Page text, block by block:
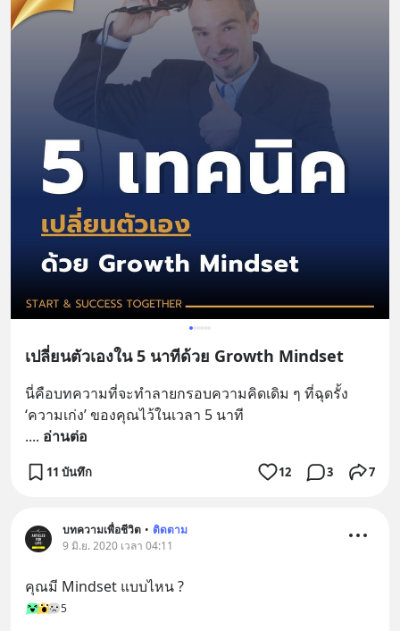
เปลี่ยนตัวเองใน 5 นาทีด้วย Growth Mindset
นี่คือบทความที่จะทำลายกรอบความคิดเดิม ๆ ที่ฉุดรั้ง
‘ความเก่ง’ ของคุณไว้ในเวลา 5 นาที
.... อ่านต่อ
11 บันทึก 12 3 7
บทความเพื่อชีวิต • ติดตาม
9 มิ.ย. 2020 เวลา 04:11
คุณมี Mindset แบบไหน ?
5